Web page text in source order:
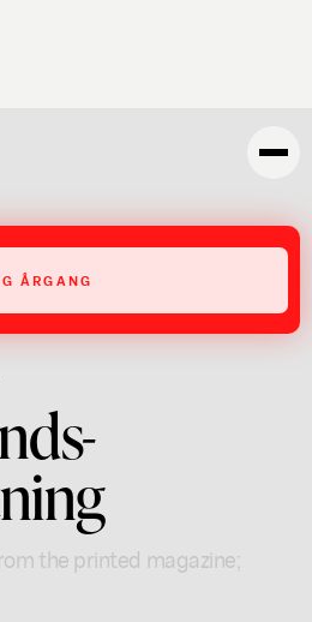
ÅRGANG
the printed magazine;